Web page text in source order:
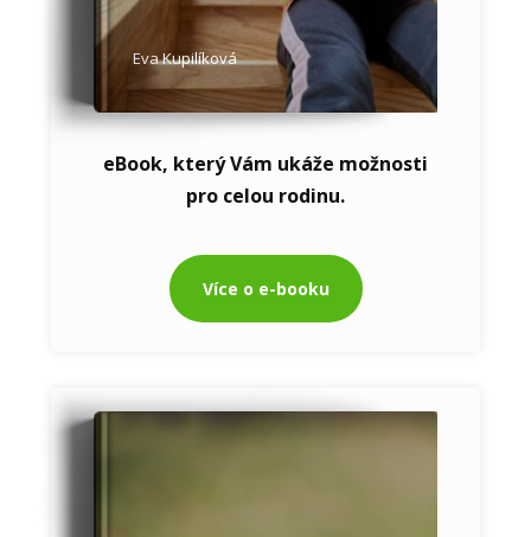
Eva Kupilíková
eBook, který Vám ukáže možnosti
pro celou rodinu.
Více o e-booku